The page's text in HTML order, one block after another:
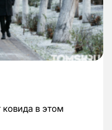
ковида в этом